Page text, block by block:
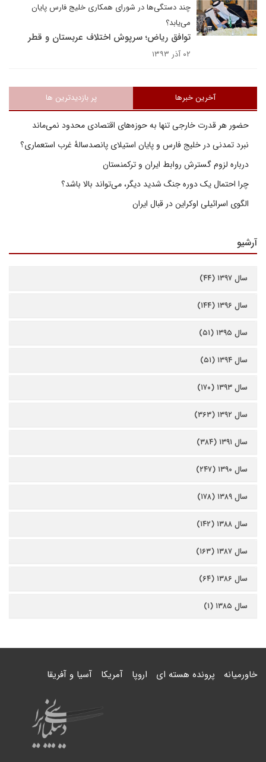
چند دستگی‌ها در شورای همکاری خلیج فارس پایان
می‌یابد؟
توافق ریاض؛ سرپوش اختلاف عربستان و قطر
۰۲ آذر ۱۳۹۳
آخرین خبرها پر بازدیدترین ها
حضور هر قدرت خارجی تنها به حوزه‌های اقتصادی محدود نمی‌ماند
نبرد تمدنی در خلیج فارس و پایان استیلای پانصدسالۀ غرب استعماری؟
درباره لزوم گسترش روابط ایران و ترکمنستان
چرا احتمال یک دوره جنگ شدید دیگر، می‌تواند بالا باشد؟
الگوی اسرائیلی اوکراین در قبال ایران
آرشیو
سال ۱۳۹۷ (۴۴)
سال ۱۳۹۶ (۱۴۴)
سال ۱۳۹۵ (۵۱)
سال ۱۳۹۴ (۵۱)
سال ۱۳۹۳ (۱۷۰)
سال ۱۳۹۲ (۳۶۳)
سال ۱۳۹۱ (۳۸۴)
سال ۱۳۹۰ (۲۴۷)
سال ۱۳۸۹ (۱۷۸)
سال ۱۳۸۸ (۱۴۲)
سال ۱۳۸۷ (۱۶۳)
سال ۱۳۸۶ (۶۴)
سال ۱۳۸۵ (۱)
خاورمیانه پرونده هسته ای اروپا آمریکا آسیا و آفریقا